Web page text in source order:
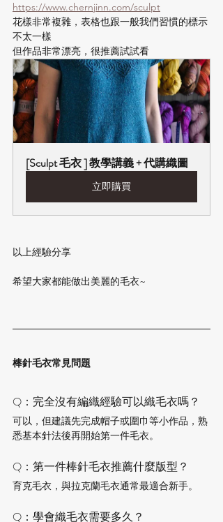
https://www.chernjinn.com/sculpt
花樣非常複雜，表格也跟一般我們習慣的標示
不太一樣
但作品非常漂亮，很推薦試試看
[Sculpt 毛衣 ] 教學講義 + 代購織圖
立即購買
以上經驗分享
希望大家都能做出美麗的毛衣~
棒針毛衣常見問題
Q：完全沒有編織經驗可以織毛衣嗎？
可以，但建議先完成帽子或圍巾等小作品，熟
悉基本針法後再開始第一件毛衣。
Q：第一件棒針毛衣推薦什麼版型？
育克毛衣，與拉克蘭毛衣通常最適合新手。
Q：學會織毛衣需要多久？